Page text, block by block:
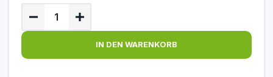
IN DEN WARENKORB